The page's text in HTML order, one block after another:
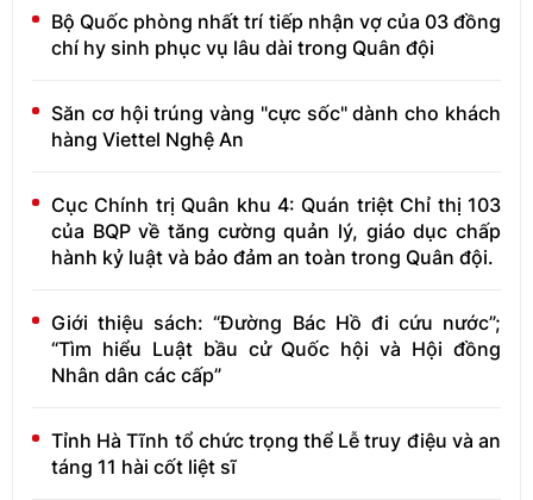
Bộ Quốc phòng nhất trí tiếp nhận vợ của 03 đồng
chí hy sinh phục vụ lâu dài trong Quân đội
Săn cơ hội trúng vàng "cực sốc" dành cho khách
hàng Viettel Nghệ An
Cục Chính trị Quân khu 4: Quán triệt Chỉ thị 103
của BQP về tăng cường quản lý, giáo dục chấp
hành kỷ luật và bảo đảm an toàn trong Quân đội.
Giới thiệu sách: “Đường Bác Hồ đi cứu nước”;
“Tìm hiểu Luật bầu cử Quốc hội và Hội đồng
Nhân dân các cấp”
Tỉnh Hà Tĩnh tổ chức trọng thể Lễ truy điệu và an
táng 11 hài cốt liệt sĩ